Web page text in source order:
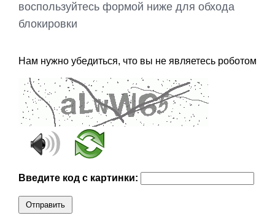
воспользуйтесь формой ниже для обхода
блокировки
Нам нужно убедиться, что вы не являетесь роботом
Введите код с картинки:
Отправить